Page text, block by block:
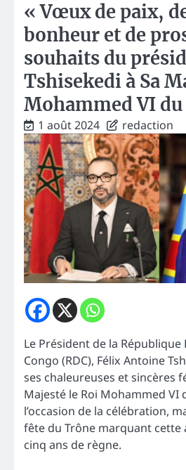
« Vœux de paix,
bonheur et de
souhaits du
Tshisekedi à Sa
Mohammed VI
1 août 2024 redaction
Le Président de la
Congo (RDC), Félix Antoine
ses chaleureuses et sincères
Majesté le Roi Mohammed VI
l’occasion de la célébration,
fête du Trône marquant cette
cinq ans de règne.